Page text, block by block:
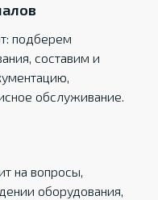
подберем
составим и
обслуживание.
на вопросы,
оборудования,